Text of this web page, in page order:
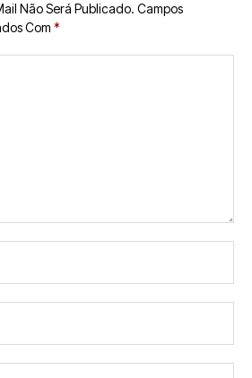
Não Será Publicado. Campos
Com *